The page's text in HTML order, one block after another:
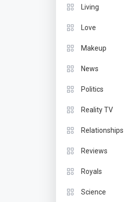
Living
Love
Makeup
News
Politics
Reality TV
Relationships
Reviews
Royals
Science